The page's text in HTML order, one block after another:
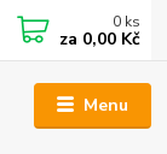
Menu
0 ks
za 0,00 Kč